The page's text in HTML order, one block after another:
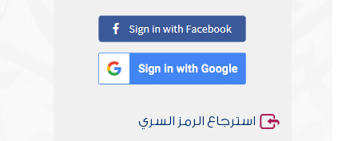
استرجاع الرمز السري